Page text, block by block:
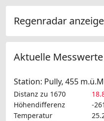
Regenradar
Aktuelle Messwerte
Station: Pully, 455
Distanz zu 1670
Höhendifferenz
-
Temperatur